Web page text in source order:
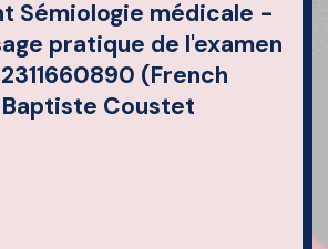
Sémiologie médicale -
pratique de l'examen
(French
Coustet